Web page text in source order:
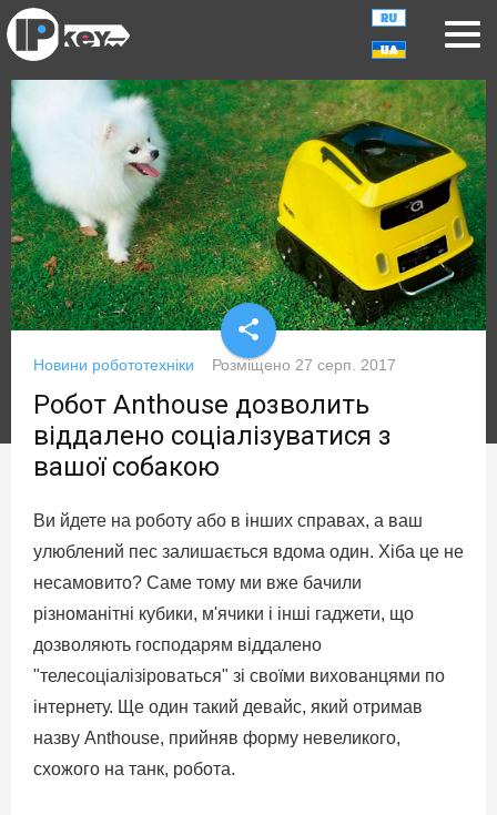
share
Новини робототехніки Розміщено 27 серп. 2017
Робот Anthouse дозволить
віддалено соціалізуватися з
вашої собакою
Ви йдете на роботу або в інших справах, а ваш
улюблений пес залишається вдома один. Хіба це не
несамовито? Саме тому ми вже бачили
різноманітні кубики, м'ячики і інші гаджети, що
дозволяють господарям віддалено
"телесоціалізіроваться" зі своїми вихованцями по
інтернету. Ще один такий девайс, який отримав
назву Anthouse, прийняв форму невеликого,
схожого на танк, робота.